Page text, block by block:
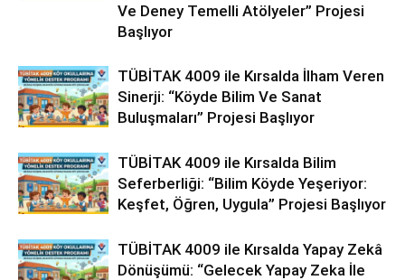
Ve Deney Temelli Atölyeler” Projesi
Başlıyor
TÜBİTAK 4009 ile Kırsalda İlham Veren
Sinerji: “Köyde Bilim Ve Sanat
Buluşmaları” Projesi Başlıyor
TÜBİTAK 4009 ile Kırsalda Bilim
Seferberliği: “Bilim Köyde Yeşeriyor:
Keşfet, Öğren, Uygula” Projesi Başlıyor
TÜBİTAK 4009 ile Kırsalda Yapay Zekâ
Dönüşümü: “Gelecek Yapay Zeka İle